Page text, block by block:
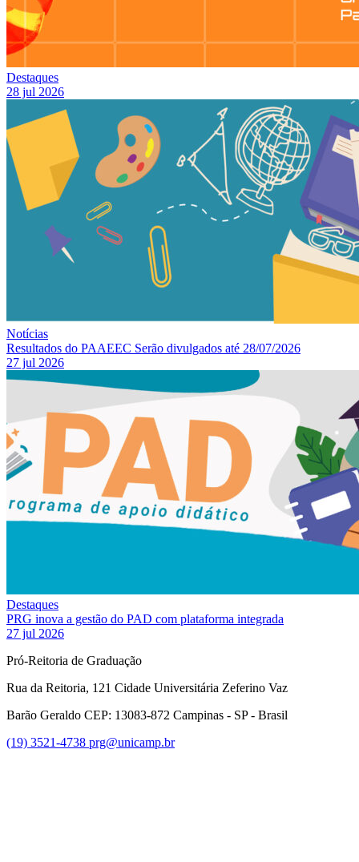
Destaques
28 jul 2026
Notícias
Resultados do PAAEEC Serão divulgados até 28/07/2026
27 jul 2026
Destaques
PRG inova a gestão do PAD com plataforma integrada
27 jul 2026
Pró-Reitoria de Graduação
Rua da Reitoria, 121 Cidade Universitária Zeferino Vaz
Barão Geraldo CEP: 13083-872 Campinas - SP - Brasil
(19) 3521-4738 prg@unicamp.br